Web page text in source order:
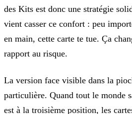
des Kits est donc une stratégie
vient casser ce confort : peu
en main, cette carte te tue. Ça
rapport au risque.
La version face visible dans la
particulière. Quand tout le monde
est à la troisième position, les